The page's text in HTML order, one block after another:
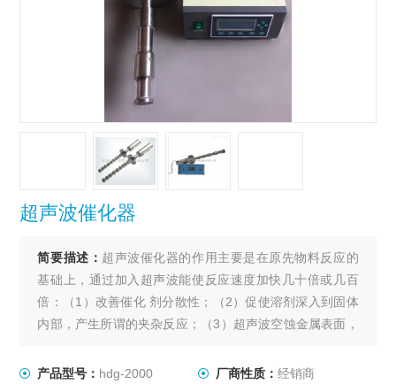
超声波催化器
简要描述： 超声波催化器的作用主要是在原先物料反应的
基础上，通过加入超声波能使反应速度加快几十倍或几百
倍：（1）改善催化 剂分散性；（2）促使溶剂深入到固体
内部，产生所谓的夹杂反应；（3）超声波空蚀金属表面，
属的化学反应活性；（4）分散反应物系；（5）冲击波可
产品型号： hdg-2000 厂商性质： 经销商